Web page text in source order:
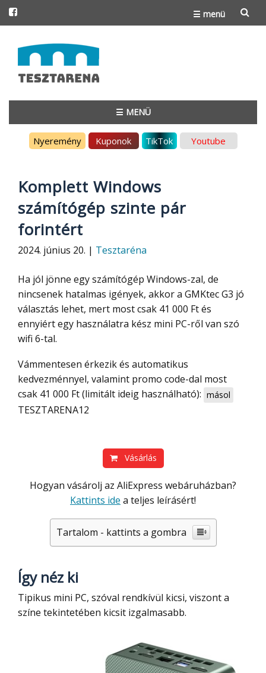
☰ menü
to
content
☰ MENÜ
Nyeremény Kuponok TikTok Youtube
Komplett Windows
számítógép szinte pár
forintért
2024. június 20. | Tesztaréna
Ha jól jönne egy számítógép Windows-zal, de
nincsenek hatalmas igények, akkor a GMKtec G3 jó
választás lehet, mert most csak 41 000 Ft és
ennyiért egy használatra kész mini PC-ről van szó
wifi 6-tal.
Vámmentesen érkezik és automatikus
kedvezménnyel, valamint promo code-dal most
csak 41 000 Ft (limitált ideig használható): másol
TESZTARENA12
Vásárlás
Hogyan vásárolj az AliExpress webáruházban?
Kattints ide a teljes leírásért!
Tartalom - kattints a gombra
Így néz ki
Tipikus mini PC, szóval rendkívül kicsi, viszont a
színe tekintetében kicsit izgalmasabb.